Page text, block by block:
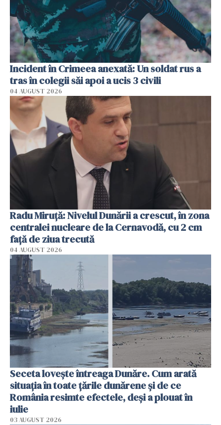
Incident în Crimeea anexată: Un soldat rus a
tras în colegii săi apoi a ucis 3 civili
04 AUGUST 2026
Radu Miruţă: Nivelul Dunării a crescut, în zona
centralei nucleare de la Cernavodă, cu 2 cm
faţă de ziua trecută
04 AUGUST 2026
Seceta lovește întreaga Dunăre. Cum arată
situația în toate țările dunărene și de ce
România resimte efectele, deși a plouat în
iulie
03 AUGUST 2026